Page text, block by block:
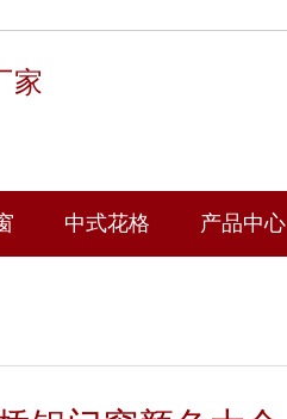
家
中式花格 产品中心